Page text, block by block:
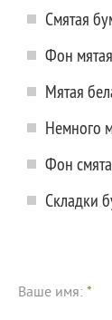
Смятая
Фон
Мятая
Немного
Фон
Складки
Ваше имя: *